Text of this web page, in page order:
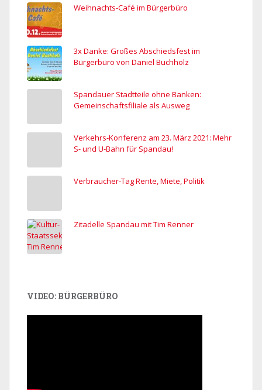
Weihnachts-Café im Bürgerbüro
3x Danke: Großes Abschiedsfest im
Bürgerbüro von Daniel Buchholz
Spandauer Stadtteile ohne Banken:
Gemeinschaftsfiliale als Ausweg
Verkehrs-Konferenz am 23. März 2021: Mehr
S- und U-Bahn für Spandau!
Verbraucher-Tag Rente, Miete, Politik
Zitadelle Spandau mit Tim Renner
VIDEO: BÜRGERBÜRO